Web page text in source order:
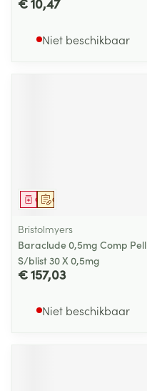
Niet beschikbaar
Op voorschrift
Geneesmiddel
Bristolmyers
Baraclude 0,5mg Comp Pell
S/blist 30 X 0,5mg
€ 157,03
Niet beschikbaar